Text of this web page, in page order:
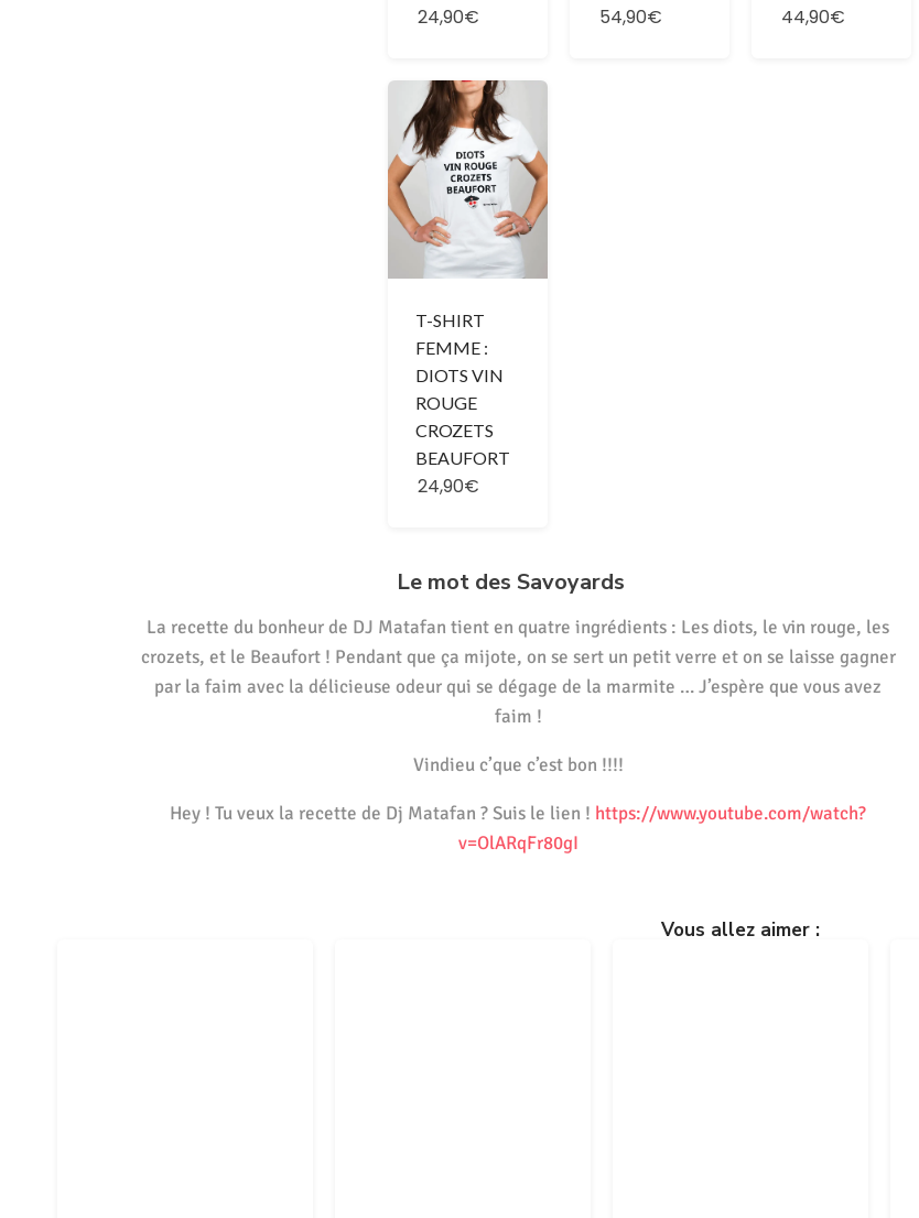
24,90€ 54,90€ 44,90€
T-SHIRT
FEMME :
DIOTS VIN
ROUGE
CROZETS
BEAUFORT
24,90€
Le mot des Savoyards
La recette du bonheur de DJ Matafan tient en quatre ingrédients : Les diots, le vin rouge, les
crozets, et le Beaufort ! Pendant que ça mijote, on se sert un petit verre et on se laisse gagner
par la faim avec la délicieuse odeur qui se dégage de la marmite … J’espère que vous avez
faim !
Vindieu c’que c’est bon !!!!
Hey ! Tu veux la recette de Dj Matafan ? Suis le lien ! https://www.youtube.com/watch?
v=OlARqFr80gI
Vous allez aimer :